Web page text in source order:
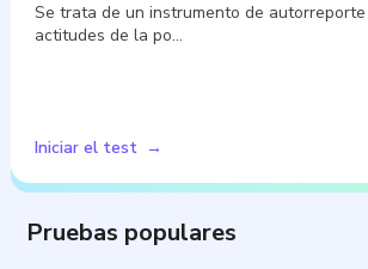
Se trata de un instrumento de
actitudes de la po…
Iniciar el test
Pruebas populares